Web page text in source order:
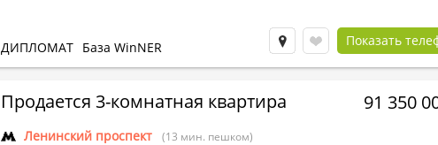
ДИПЛОМАТ База WinNER Показать
Продается 3-комнатная квартира
Ленинский проспект (13 мин. пешком)
91 350